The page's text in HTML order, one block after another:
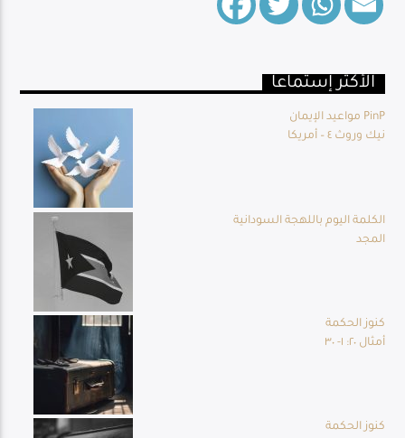
الأكثر إستماعا
مواعيد الإيمان PinP
نيك وروث ٤ – أمريكا
الكلمة اليوم باللهجة السودانية
المجد
كنوز الحكمة
أمثال ٢٠: ١- ٣٠
كنوز الحكمة